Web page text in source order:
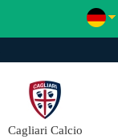
Cagliari Calcio